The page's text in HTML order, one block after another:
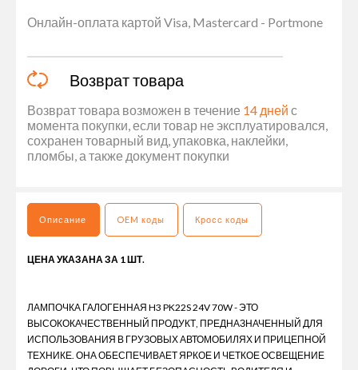
Онлайн-оплата картой Visa, Mastercard - Portmone
Возврат товара
Возврат товара возможен в течение 14 дней с
момента покупки, если товар не эксплуатировался,
сохранен товарный вид, упаковка, наклейки,
пломбы, а также документ покупки
Описание OEM коды Кросс коды
ЦЕНА УКАЗАНА ЗА 1 ШТ.
ЛАМПОЧКА ГАЛОГЕННАЯ H3 PK22S 24V 70W - ЭТО
ВЫСОКОКАЧЕСТВЕННЫЙ ПРОДУКТ, ПРЕДНАЗНАЧЕННЫЙ ДЛЯ
ИСПОЛЬЗОВАНИЯ В ГРУЗОВЫХ АВТОМОБИЛЯХ И ПРИЦЕПНОЙ
ТЕХНИКЕ. ОНА ОБЕСПЕЧИВАЕТ ЯРКОЕ И ЧЕТКОЕ ОСВЕЩЕНИЕ